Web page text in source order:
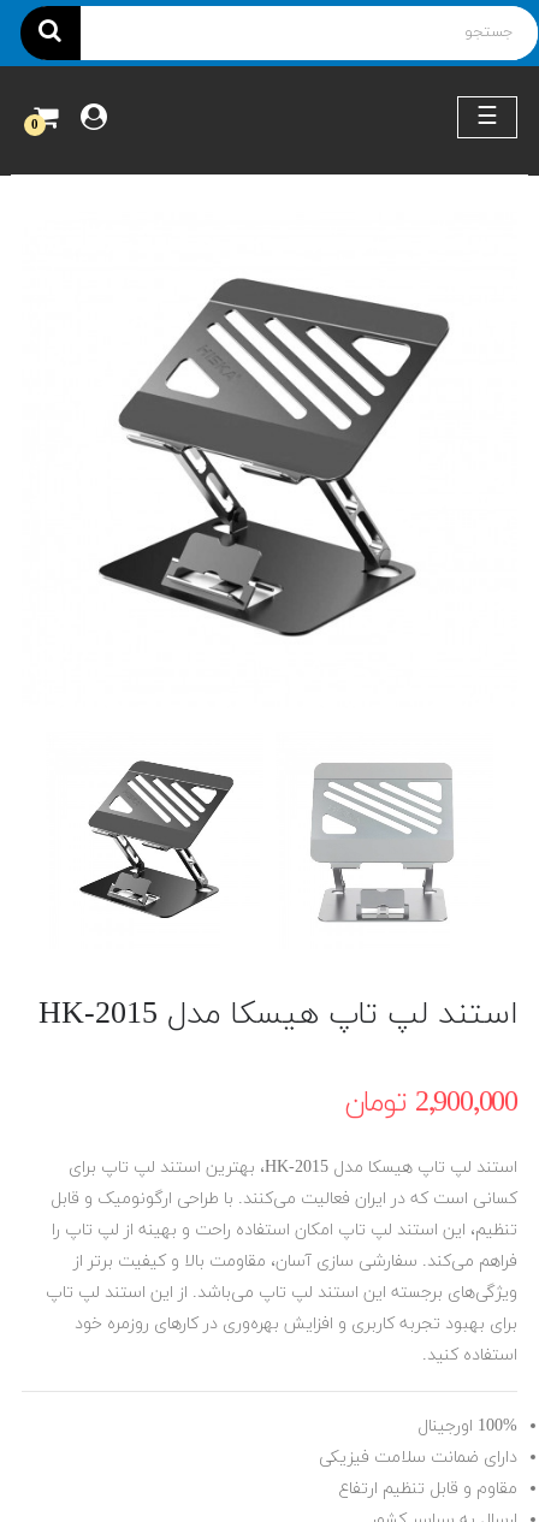
ناوبری
☰
0
استند لپ تاپ هیسکا مدل HK-2015
2٬900٬000 ‎تومان
استند لپ تاپ هیسکا مدل HK-2015، بهترین استند لپ تاپ برای
کسانی است که در ایران فعالیت می‌کنند. با طراحی ارگونومیک و قابل
تنظیم، این استند لپ تاپ امکان استفاده راحت و بهینه از لپ تاپ را
فراهم می‌کند. سفارشی سازی آسان، مقاومت بالا و کیفیت برتر از
ویژگی‌های برجسته این استند لپ تاپ می‌باشد. از این استند لپ تاپ
برای بهبود تجربه کاربری و افزایش بهره‌وری در کارهای روزمره خود
استفاده کنید.
100% اورجینال
دارای ضمانت سلامت فیزیکی
مقاوم و قابل تنظیم ارتفاع